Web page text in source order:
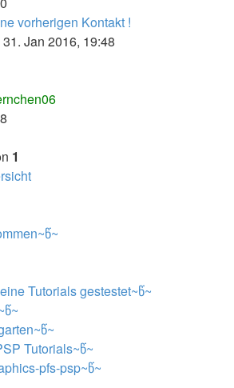
vorherigen Kontakt !
Jan 2016, 19:48
1
Tutorials gestestet~წ~
Tutorials~წ~
pfs-psp~წ~